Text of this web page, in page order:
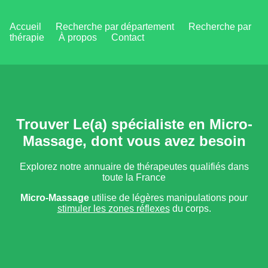
Accueil Recherche par département
Recherche par
thérapie
À propos Contact
Trouver Le(a) spécialiste en Micro-
Massage, dont vous avez besoin
Explorez notre annuaire de thérapeutes qualifiés dans
toute la France
Micro-Massage utilise de légères manipulations pour
stimuler les zones réflexesdu corps.